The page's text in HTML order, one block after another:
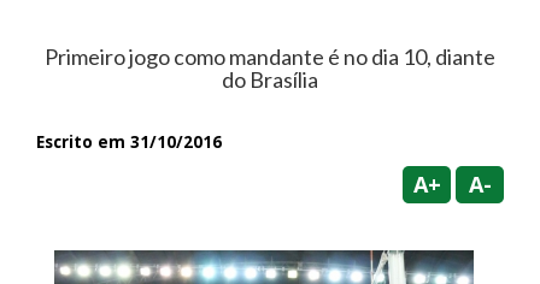
Primeiro jogo como mandante é no dia 10, diante
do Brasília
Escrito em 31/10/2016
A+ A-